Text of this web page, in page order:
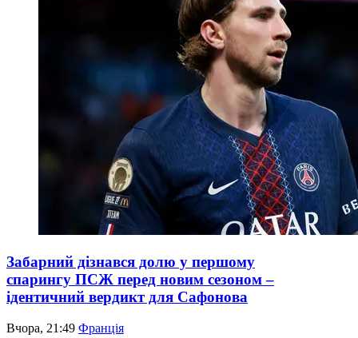
Забарний дізнався долю у першому
спарингу ПСЖ перед новим сезоном –
ідентичний вердикт для Сафонова
Вчора, 21:49 Франція